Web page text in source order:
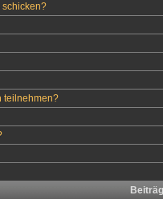
schicken?
teilnehmen?